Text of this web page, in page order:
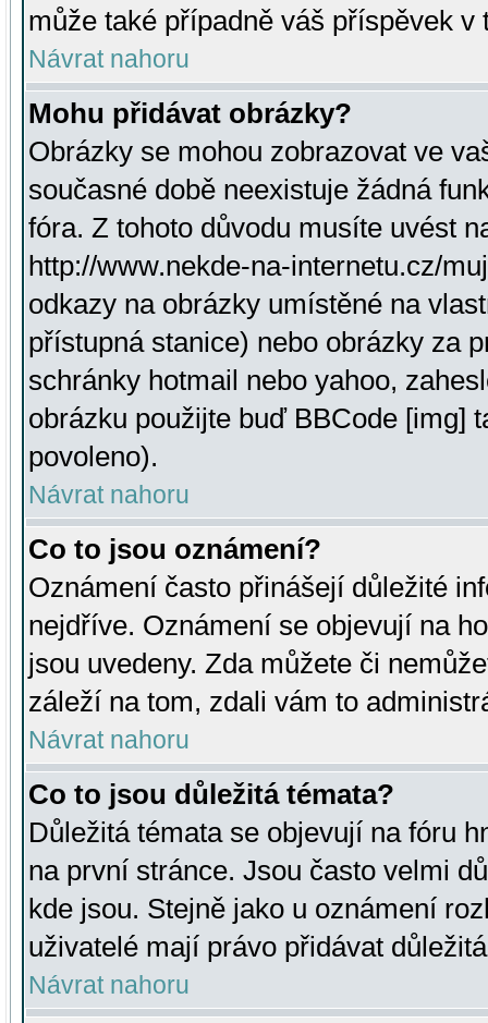
může také případně váš příspěvek v
Návrat nahoru
Mohu přidávat obrázky?
Obrázky se mohou zobrazovat ve
současné době neexistuje žádná
fóra. Z tohoto důvodu musíte uvést
http://www.nekde-na-internetu.cz/
odkazy na obrázky umístěné na
přístupná stanice) nebo obrázky za
schránky hotmail nebo yahoo,
obrázku použijte buď BBCode [img]
povoleno).
Návrat nahoru
Co to jsou oznámení?
Oznámení často přinášejí důležité
nejdříve. Oznámení se objevují na
jsou uvedeny. Zda můžete či
záleží na tom, zdali vám to
Návrat nahoru
Co to jsou důležitá témata?
Důležitá témata se objevují na fóru
na první stránce. Jsou často velmi
kde jsou. Stejně jako u oznámení
uživatelé mají právo přidávat
Návrat nahoru